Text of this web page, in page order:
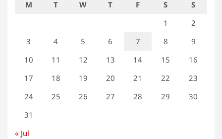
M
T W T F S
S
1
2
3
4 5 6 7 8
9
10
11 12 13 14 15
16
17
18 19 20 21 22
23
24
25 26 27 28 29
30
31
« Jul